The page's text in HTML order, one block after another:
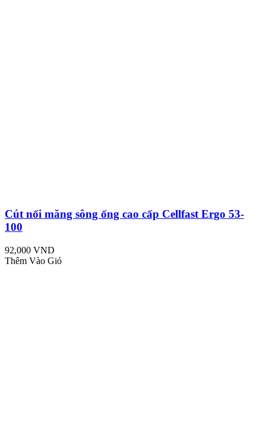
Cút nối măng sông ống cao cấp Cellfast Ergo 53-
100
92,000 VND
Thêm Vào Giỏ